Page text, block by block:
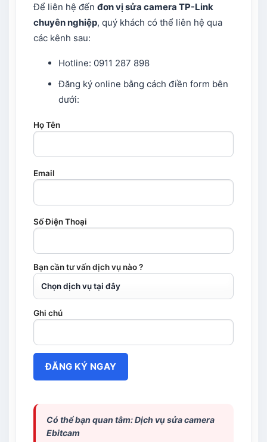
Để liên hệ đến đơn vị sửa camera TP-Link
chuyên nghiệp, quý khách có thể liên hệ qua
các kênh sau:
Hotline: 0911 287 898
Đăng ký online bằng cách điền form bên
dưới:
Họ Tên
Email
Số Điện Thoại
Bạn cần tư vấn dịch vụ nào ?
Ghi chú
Có thể bạn quan tâm: Dịch vụsửa camera
Ebitcam